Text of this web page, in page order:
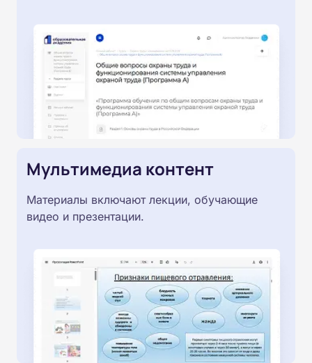
Мультимедиа контент
Материалы включают лекции, обучающие
видео и презентации.